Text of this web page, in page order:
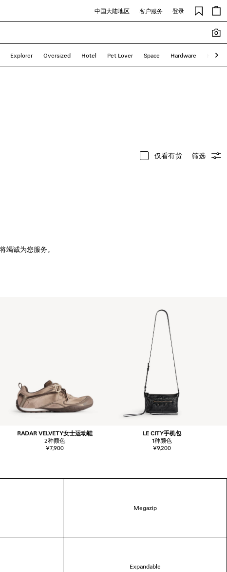
中国大陆地区 客户服务 登录
Explorer Oversized Hotel Pet Lover Space Hardware Hacker
仅看有货 筛选
竭诚为您服务。
RADAR VELVETY女士运动鞋
2种颜色
¥7,900
LE CITY手机包
1种颜色
¥9,200
Megazip
Expandable